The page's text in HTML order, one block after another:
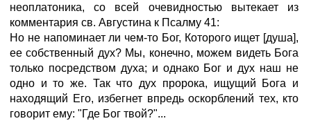
неоплатоника, со всей очевидностью вытекает из
комментария св. Августина к Псалму 41:
Но не напоминает ли чем-то Бог, Которого ищет [душа],
ее собственный дух? Мы, конечно, можем видеть Бога
только посредством духа; и однако Бог и дух наш не
одно и то же. Так что дух пророка, ищущий Бога и
находящий Его, избегнет впредь оскорблений тех, кто
говорит ему: "Где Бог твой?"...